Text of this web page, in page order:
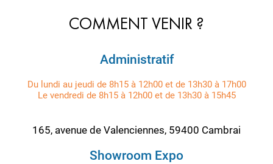
COMMENT VENIR ?
Administratif
Du lundi au jeudi de 8h15 à 12h00 et de 13h30 à 17h00
Le vendredi de 8h15 à 12h00 et de 13h30 à 15h45
165, avenue de Valenciennes, 59400 Cambrai
Showroom Expo